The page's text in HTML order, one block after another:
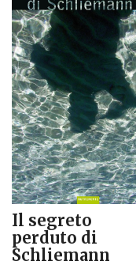
Il segreto
perduto di
Schliemann